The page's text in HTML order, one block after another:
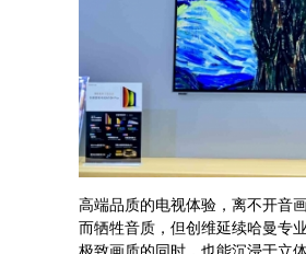
高端品质的电视体验，离不开音
而牺牲音质，但创维延续哈曼专